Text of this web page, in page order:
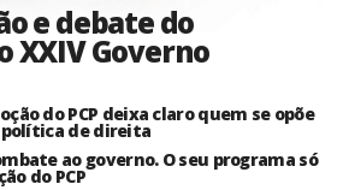
e debate do
XXIV Governo
do PCP deixa claro quem se opõe
política de direita
ao governo. O seu programa só
do PCP